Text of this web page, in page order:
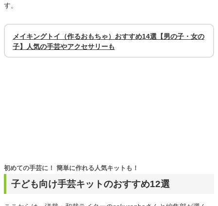
す。
メイキングトイ（作るおもちゃ）おすすめ14選【男の子・女の
子】人気の手芸やアクセサリーも
子ども向け手芸キットのおすすめ12選
初めての手芸に！ 簡単に作れる人気キットも！